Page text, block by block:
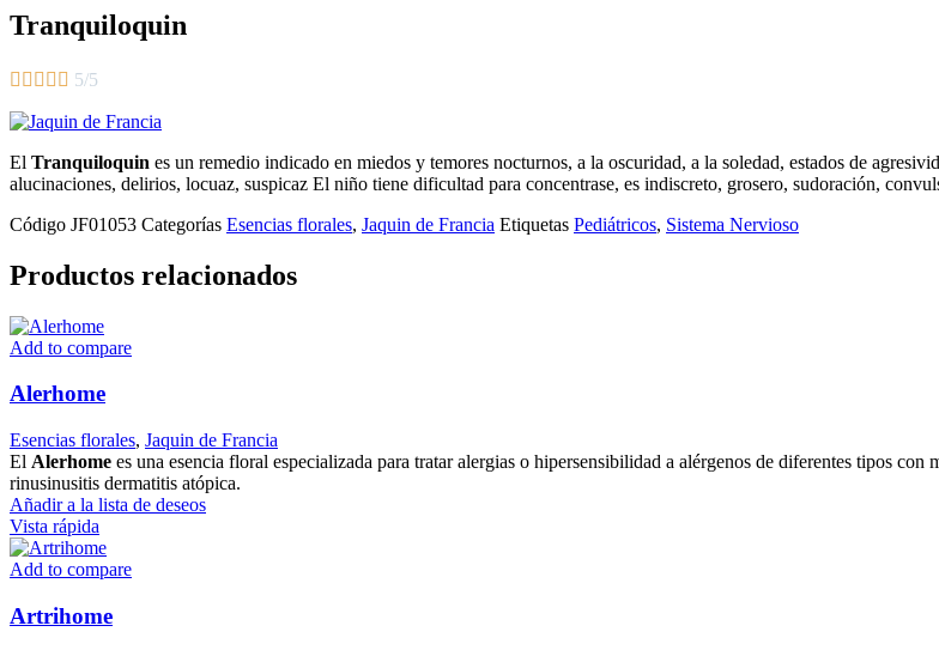
Tranquiloquin
     5/5
El Tranquiloquin es un remedio indicado en miedos y temores nocturnos, a la oscuridad, a la soledad, estados de
alucinaciones, delirios, locuaz, suspicaz El niño tiene dificultad para concentrase, es indiscreto, grosero, sudoración,
Código JF01053 Categorías Esencias florales, Jaquin de Francia Etiquetas Pediátricos, Sistema Nervioso
Productos relacionados
Add to compare
Alerhome
Esencias florales, Jaquin de Francia
El Alerhome es una esencia floral especializada para tratar alergias o hipersensibilidad a alérgenos de diferentes tipos
rinusinusitis dermatitis atópica.
Añadir a la lista de deseos
Vista rápida
Add to compare
Artrihome